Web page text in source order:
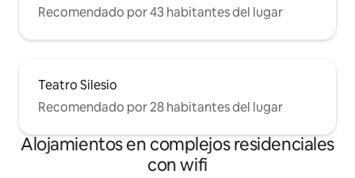
Recomendado por 43 habitantes del lugar
Teatro Silesio
Recomendado por 28 habitantes del lugar
Alojamientos en complejos residenciales
con wifi